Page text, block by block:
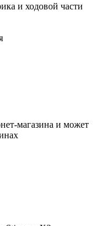
и ходовой части
магазина и может